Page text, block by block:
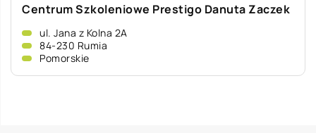
Centrum Szkoleniowe Prestigo Danuta Zaczek
ul. Jana z Kolna 2A
84-230 Rumia
Pomorskie